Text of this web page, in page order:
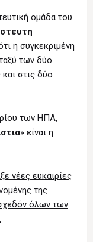
ομάδα του
η συγκεκριμένη
των δύο
στις δύο
των ΗΠΑ,
» είναι η
νέες ευκαιρίες
της
όλων των